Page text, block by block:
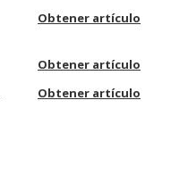
Obtener artículo
Obtener artículo
Obtener artículo